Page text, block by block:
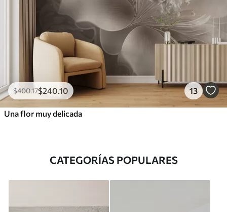
$400.17$240 .10 13
Una flor muy delicada
CATEGORÍAS POPULARES